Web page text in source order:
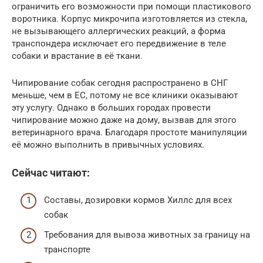
ограничить его возможности при помощи пластикового
воротника. Корпус микрочипа изготовляется из стекла,
не вызывающего аллергических реакций, а форма
транспондера исключает его передвижение в теле
собаки и врастание в её ткани.
Чипирование собак сегодня распространено в СНГ
меньше, чем в ЕС, потому не все клиники оказывают
эту услугу. Однако в больших городах провести
чипирование можно даже на дому, вызвав для этого
ветеринарного врача. Благодаря простоте манипуляции
её можно выполнить в привычных условиях.
Сейчас читают:
Составы, дозировки кормов Хиллс для всех
собак
Требования для вывоза животных за границу на
транспорте